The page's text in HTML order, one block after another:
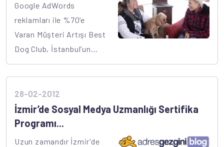
Google AdWords
reklamları ile %70’e
Varan Müşteri Artışı Best
Dog Club, İstanbul’un...
28-02-2012
İzmir’de Sosyal Medya Uzmanlığı Sertifika
Programı...
Uzun zamandır İzmir'de